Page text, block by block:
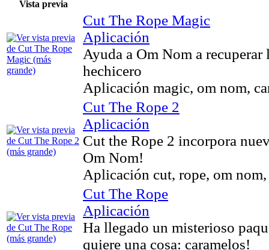
Vista previa
Cut The Rope Magic
Aplicación
Ayuda a Om Nom a
hechicero
Aplicación magic, om nom,
Cut The Rope 2
Aplicación
Cut the Rope 2 incorpora
Om Nom!
Aplicación cut, rope, om
Cut The Rope
Aplicación
Ha llegado un misterioso
quiere una cosa: caramelos!